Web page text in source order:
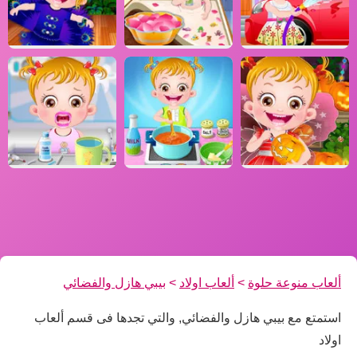
ألعاب منوعة حلوة > ألعاب اولاد > بيبي هازل والفضائي
استمتع مع بيبي هازل والفضائي, والتي تجدها فى قسم ألعاب
اولاد